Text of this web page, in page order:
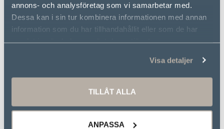
annons- och analysföretag som vi samarbetar med.
Dessa kan i sin tur kombinera informationen med annan
information som du har tillhandahållit eller som de har
samlat in när du har använt deras tjänster.
Visa detaljer
TILLÅT ALLA
ANPASSA